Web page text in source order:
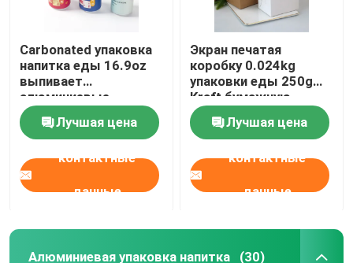
Carbonated упаковка
напитка еды 16.9oz
выпивает
алюминиевые
консервные банки
500mlЛучшая цена
контактные
данные
Экран печатая
коробку 0.024kg
упаковки еды 250g
Kraft бумажную
Лучшая цена
контактные
данные
Алюминиевая упаковка напитка (30)